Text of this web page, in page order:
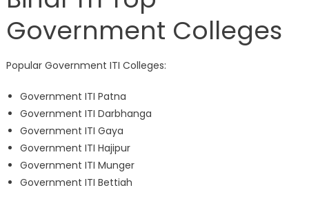
Government Colleges
Popular Government ITI Colleges:
Government ITI Patna
Government ITI Darbhanga
Government ITI Gaya
Government ITI Hajipur
Government ITI Munger
Government ITI Bettiah